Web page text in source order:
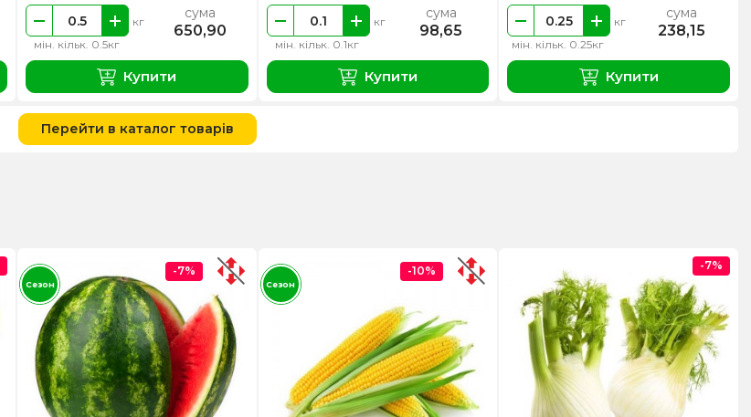
мін. кільк. 0.5кг
кг сума
650,90
Купити
мін. кільк. 0.1кг
кг сума
98,65
Купити
мін. кільк. 0.25кг
кг сума
238,15
Купити
Перейти в каталог товарів
-7%
Сезон
-10%
Сезон
-7%